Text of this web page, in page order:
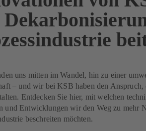
uns mitten im Wandel, hin zu einer
– und wir bei KSB haben den
Entdecken Sie hier, mit welchen
und Entwicklungen wir den Weg zu mehr
beschreiten möchten.